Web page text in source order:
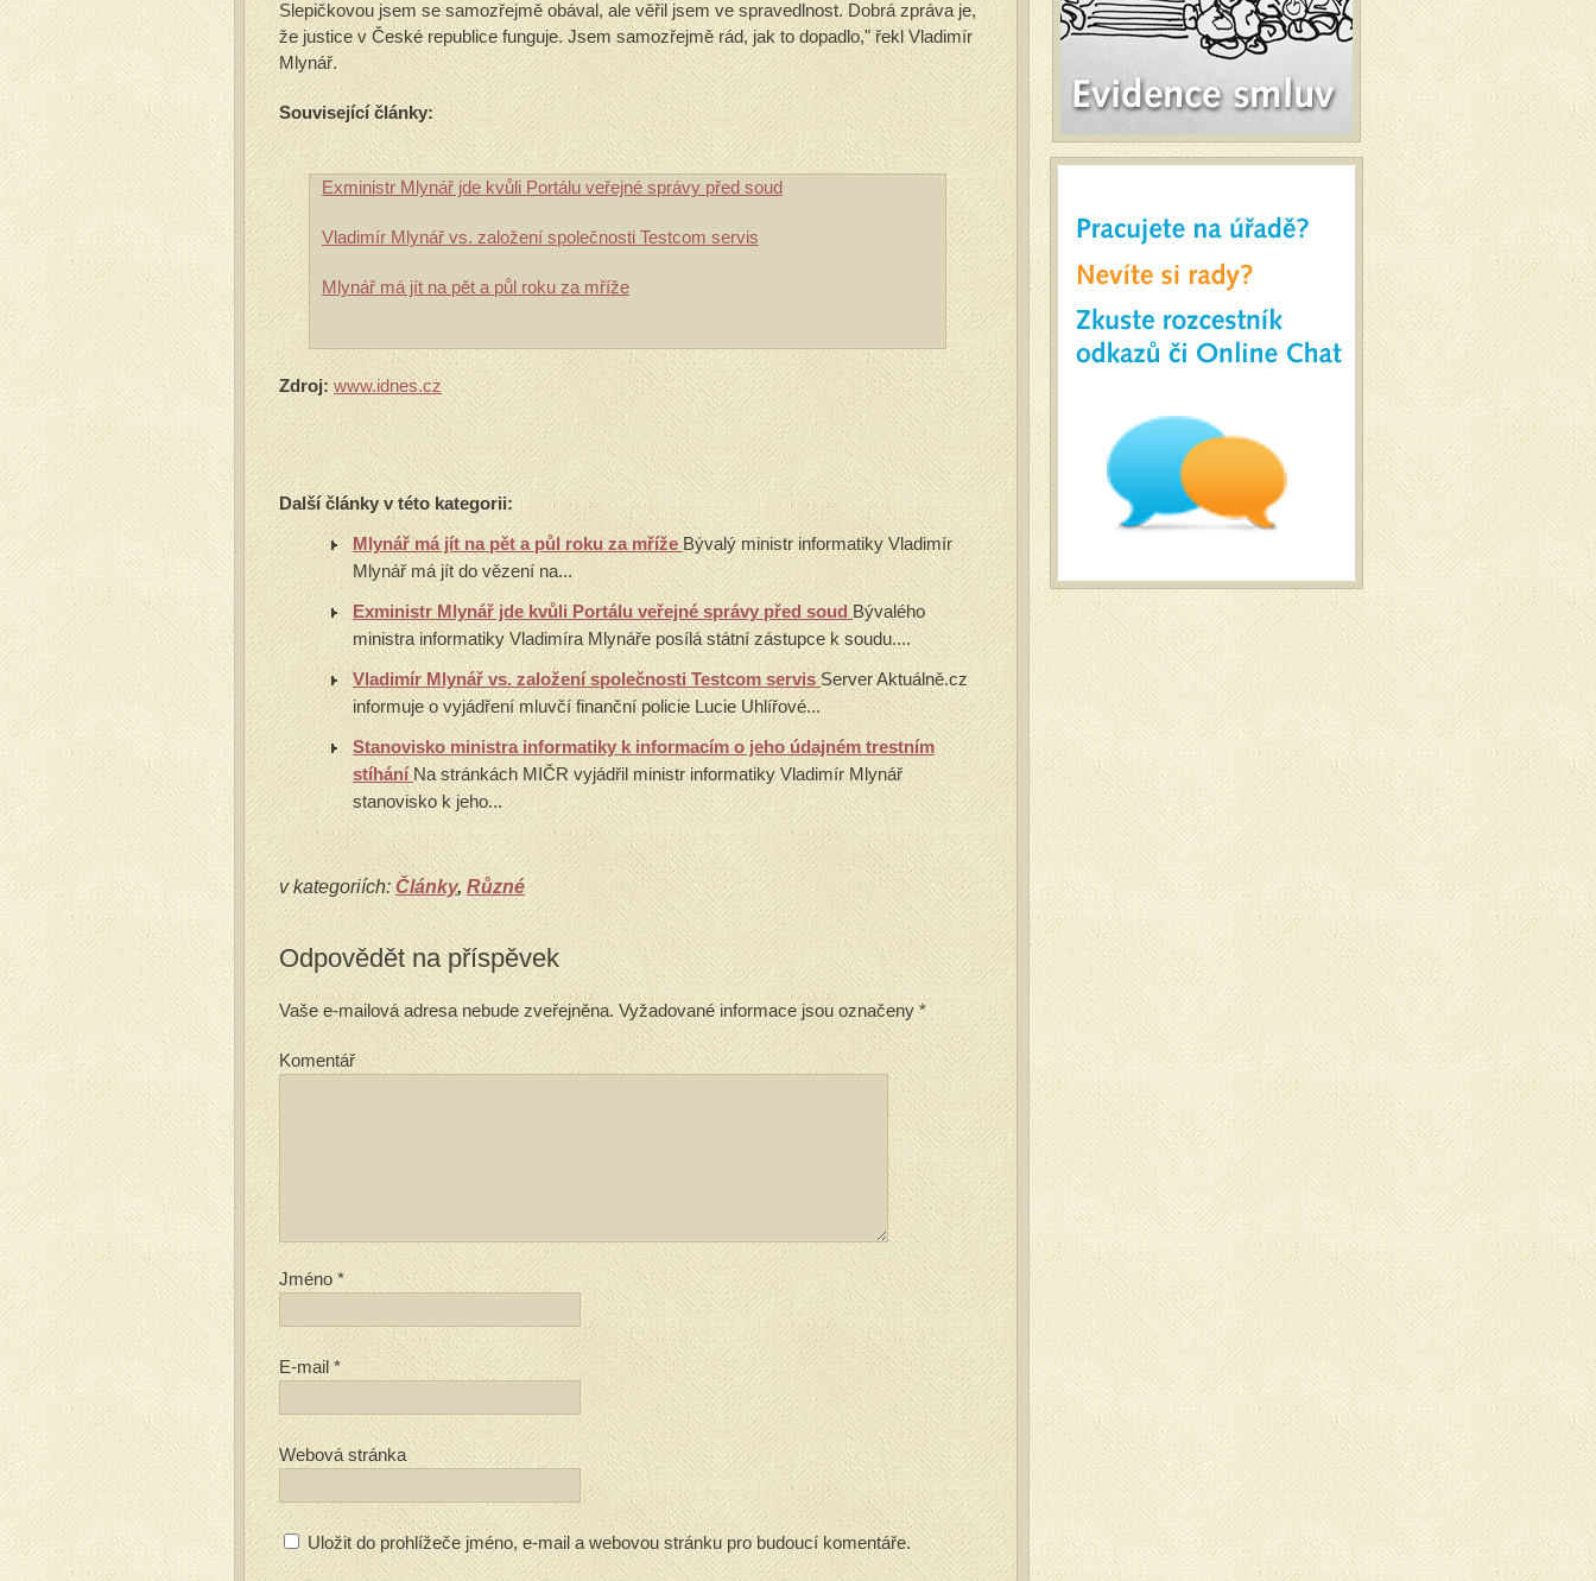
Slepičkovou jsem se samozřejmě obával, ale věřil jsem ve spravedlnost. Dobrá zpráva je,
že justice v České republice funguje. Jsem samozřejmě rád, jak to dopadlo," řekl Vladimír
Mlynář.
Související články:
Exministr Mlynář jde kvůli Portálu veřejné správy před soud
Vladimír Mlynář vs. založení společnosti Testcom servis
Mlynář má jít na pět a půl roku za mříže
Zdroj: www.idnes.cz
Další články v této kategorii:
Mlynář má jít na pět a půl roku za mřížeBývalý ministr informatiky Vladimír
Mlynář má jít do vězení na...
Exministr Mlynář jde kvůli Portálu veřejné správy před soud Bývalého
ministra informatiky Vladimíra Mlynáře posílá státní zástupce k soudu....
Vladimír Mlynář vs. založení společnosti Testcom servisServer Aktuálně.cz
informuje o vyjádření mluvčí finanční policie Lucie Uhlířové...
Stanovisko ministra informatiky k informacím o jeho údajném trestním
stíháníNa stránkách MIČR vyjádřil ministr informatiky Vladimír Mlynář
stanovisko k jeho...
v kategoriích: Články, Různé
Odpovědět na příspěvek
Vaše e-mailová adresa nebude zveřejněna. Vyžadované informace jsou označeny*
Komentář
Jméno *
E-mail*
Webová stránka
Uložit do prohlížeče jméno, e-mail a webovou stránku pro budoucí komentáře.